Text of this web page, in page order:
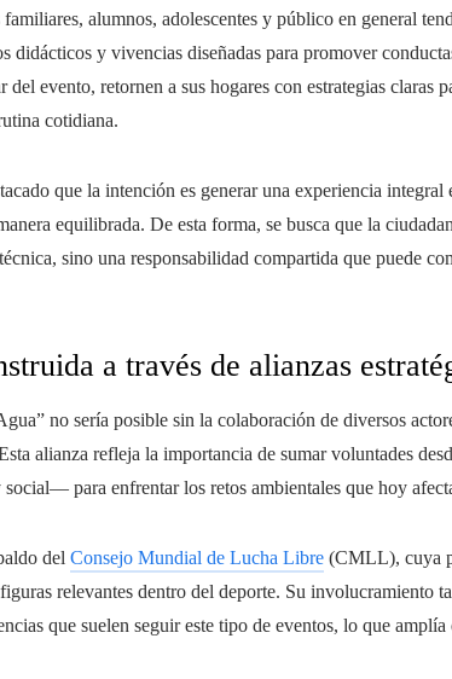
alumnos, adolescentes y público en general
didácticos y vivencias diseñadas para promover
del evento, retornen a sus hogares con estrategias claras
cotidiana.
que la intención es generar una experiencia integral
equilibrada. De esta forma, se busca que la
sino una responsabilidad compartida que puede
a través de alianzas
no sería posible sin la colaboración de diversos
alianza refleja la importancia de sumar voluntades
para enfrentar los retos ambientales que hoy
del Consejo Mundial de Lucha Libre (CMLL), cuya
relevantes dentro del deporte. Su involucramiento
que suelen seguir este tipo de eventos, lo que